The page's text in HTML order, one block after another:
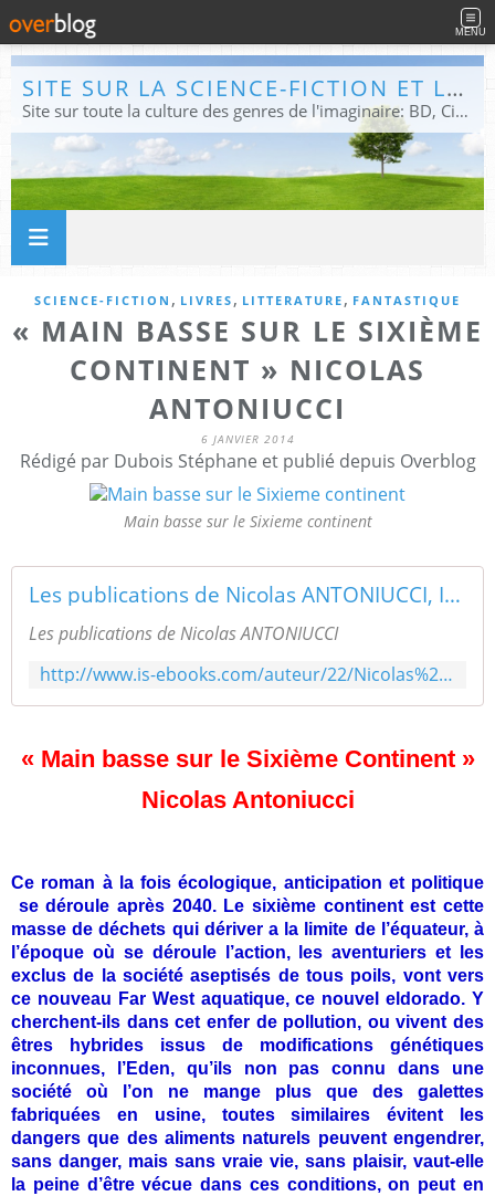
MENU
SITE SUR LA SCIENCE-FICTION ET LE FANTASTIQUE
Site sur toute la culture des genres de l'imaginaire: BD, Cinéma, Livre, Jeux, Théâtre. Présent dans les principaux festivals de film fantastique e de science-fiction, salons et conventions.
SCIENCE-FICTION , LIVRES , LITTERATURE , FANTASTIQUE
« MAIN BASSE SUR LE SIXIÈME
CONTINENT » NICOLAS
ANTONIUCCI
6 JANVIER 2014
Rédigé par Dubois Stéphane et publié depuis Overblog
Main basse sur le Sixieme continent
Les publications de Nicolas ANTONIUCCI, IS Ebooks : ebooks gratuits, livres imprimés, et livres numériques payants
Les publications de Nicolas ANTONIUCCI
http://www.is-ebooks.com/auteur/22/Nicolas%20ANTONIUCCI
« Main basse sur le Sixième Continent »
Nicolas Antoniucci
Ce roman à la fois écologique, anticipation et politique
se déroule après 2040. Le sixième continent est cette
masse de déchets qui dériver a la limite de l’équateur, à
l’époque où se déroule l’action, les aventuriers et les
exclus de la société aseptisés de tous poils, vont vers
ce nouveau Far West aquatique, ce nouvel eldorado. Y
cherchent-ils dans cet enfer de pollution, ou vivent des
êtres hybrides issus de modifications génétiques
inconnues, l’Eden, qu’ils non pas connu dans une
société où l’on ne mange plus que des galettes
fabriquées en usine, toutes similaires évitent les
dangers que des aliments naturels peuvent engendrer,
sans danger, mais sans vraie vie, sans plaisir, vaut-elle
la peine d’être vécue dans ces conditions, on peut en